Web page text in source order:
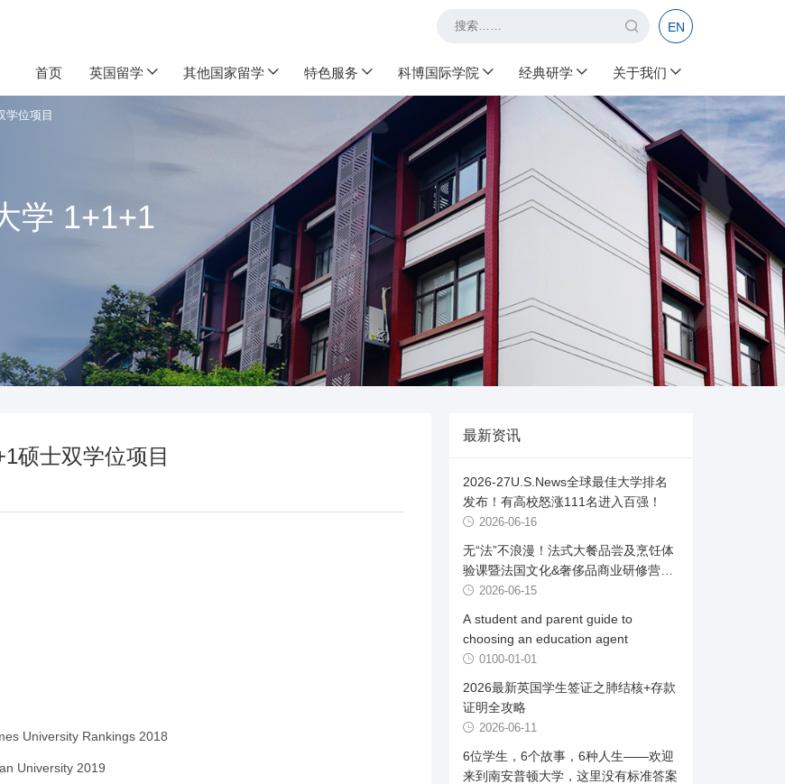
EN
首页 英国留学 其他国家留学 特色服务 科博国际学院 经典研学 关于我们
学位项目
学 1+1+1
硕士双学位项目
University Rankings 2018
University 2019
最新资讯
2026-27U.S.News全球最佳大学排名
发布！有高校怒涨111名进入百强！
2026-06-16
无“法”不浪漫！法式大餐品尝及烹饪体
验课暨法国文化&奢侈品商业研修营首
发 2026-06-15
A student and parent guide to
choosing an education agent
0100-01-01
2026最新英国学生签证之肺结核+存款
证明全攻略
2026-06-11
6位学生，6个故事，6种人生——欢迎
来到南安普顿大学，这里没有标准答案